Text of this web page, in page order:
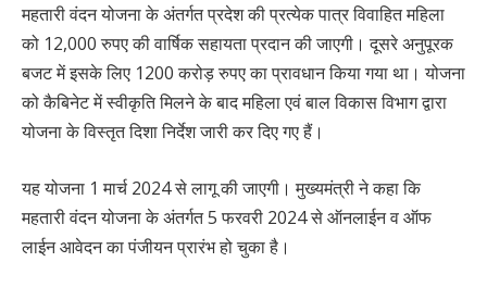
महतारी वंदन योजना के अंतर्गत प्रदेश की प्रत्येक पात्र विवाहित महिला
को 12,000 रुपए की वार्षिक सहायता प्रदान की जाएगी। दूसरे अनुपूरक
बजट में इसके लिए 1200 करोड़ रुपए का प्रावधान किया गया था। योजना
को कैबिनेट में स्वीकृति मिलने के बाद महिला एवं बाल विकास विभाग द्वारा
योजना के विस्तृत दिशा निर्देश जारी कर दिए गए हैं।
यह योजना 1 मार्च 2024 से लागू की जाएगी। मुख्यमंत्री ने कहा कि
महतारी वंदन योजना के अंतर्गत 5 फरवरी 2024 से ऑनलाईन व ऑफ
लाईन आवेदन का पंजीयन प्रारंभ हो चुका है।